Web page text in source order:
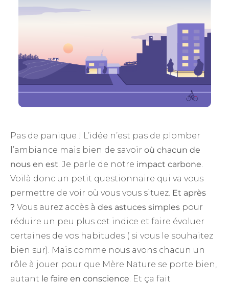
Pas de panique ! L’idée n’est pas de plomber
l’ambiance mais bien de savoir où chacun de
nous en est. Je parle de notre impact carbone.
Voilà donc un petit questionnaire qui va vous
permettre de voir où vous vous situez. Et après
? Vous aurez accès à des astuces simples pour
réduire un peu plus cet indice et faire évoluer
certaines de vos habitudes ( si vous le souhaitez
bien sur). Mais comme nous avons chacun un
rôle à jouer pour que Mère Nature se porte bien,
autant le faire en conscience. Et ça fait